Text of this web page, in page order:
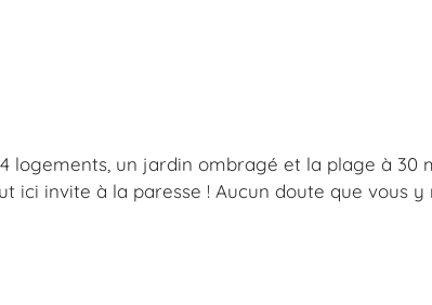
logements, un jardin ombragé et la plage à 30
ici invite à la paresse ! Aucun doute que vous